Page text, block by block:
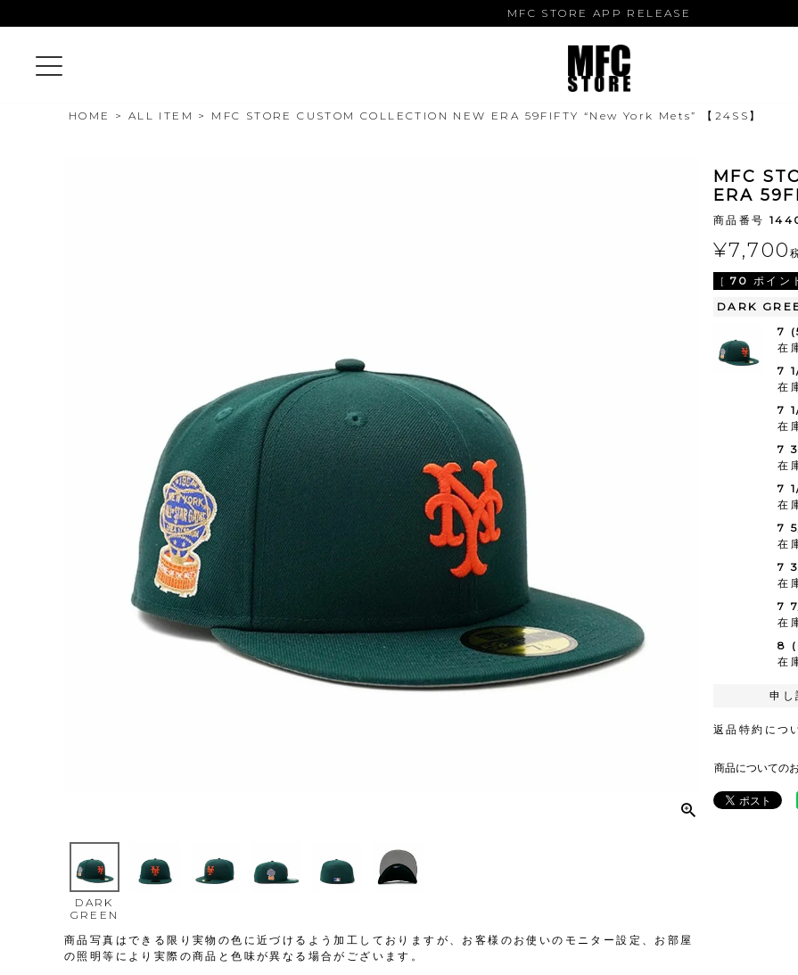
MFC STORE APP RELEASE
HOME ALL ITEM MFC STORE CUSTOM COLLECTION NEW ERA 59FIFTY “New York Mets” 【24SS】
DARK
GREEN
商品写真はできる限り実物の色に近づけるよう加工しておりますが、お客様のお使いのモニター設定、お部屋
の照明等により実際の商品と色味が異なる場合がございます。
MFC
ERA
商品番号
¥7,700
[ 70 ポイン
DARK
7
在
7
在
7
在
7
在
7
在
7
在
7
在
7
在
8
在
申し
返品特約につ
商品についての